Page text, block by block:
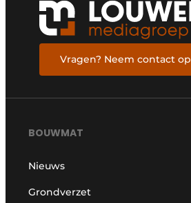
Vragen? Neem contact op
BOUWMAT
Nieuws
Grondverzet